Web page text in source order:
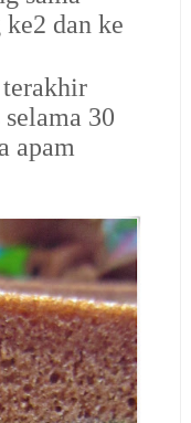
dan ke
30
apam